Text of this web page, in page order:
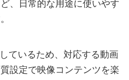
スピーカー（Momentum IIデュア
、SmartKアンプチップ）
Play利用可能）
、日常的な用途に使いやす
しているため、対応する動画
設定で映像コンテンツを楽